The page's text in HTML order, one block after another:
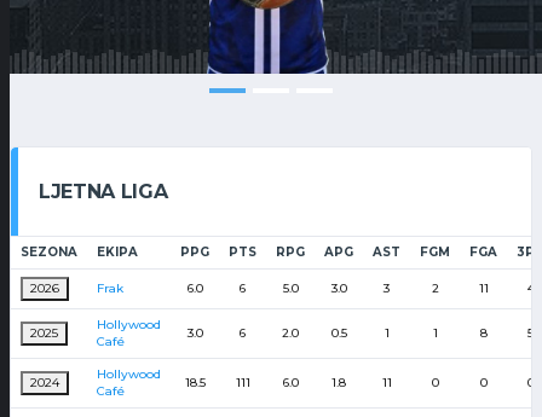
LJETNA LIGA
SEZONA EKIPA PPG PTS RPG APG AST FGM FGA
2026 Frak 6.0 6 5.0 3.0 3 2 11 4
2025
Hollywood
Café
3.0 6 2.0 0.5 1 1 8 5
2024
Hollywood
Café
18.5 111 6.0 1.8 11 0 0 0